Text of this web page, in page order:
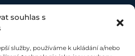
souhlas s
služby, používáme k ukládání a/nebo